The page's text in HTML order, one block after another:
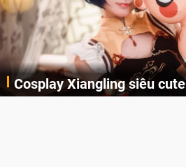
Cosplay Xiangling siêu cute